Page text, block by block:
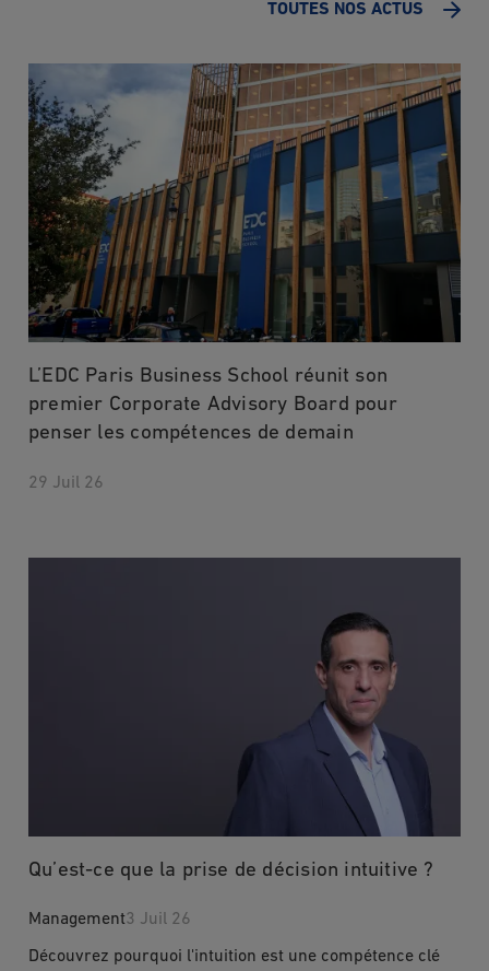
L’EDC Paris Business School réunit son
premier Corporate Advisory Board pour
penser les compétences de demain
29 Juil 26
Qu’est-ce que la prise de décision intuitive ?
Management3 Juil 26
Découvrez pourquoi l'intuition est une compétence clé
TOUTES NOS ACTUS